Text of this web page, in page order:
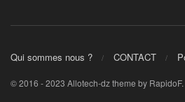
Qui sommes nous ? CONTACT
© 2016 - 2023 Allotech-dz theme by RapidoF.